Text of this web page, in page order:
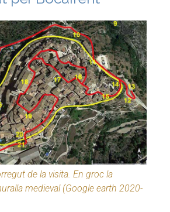
de la visita. En groc la
medieval (Google earth 2020-